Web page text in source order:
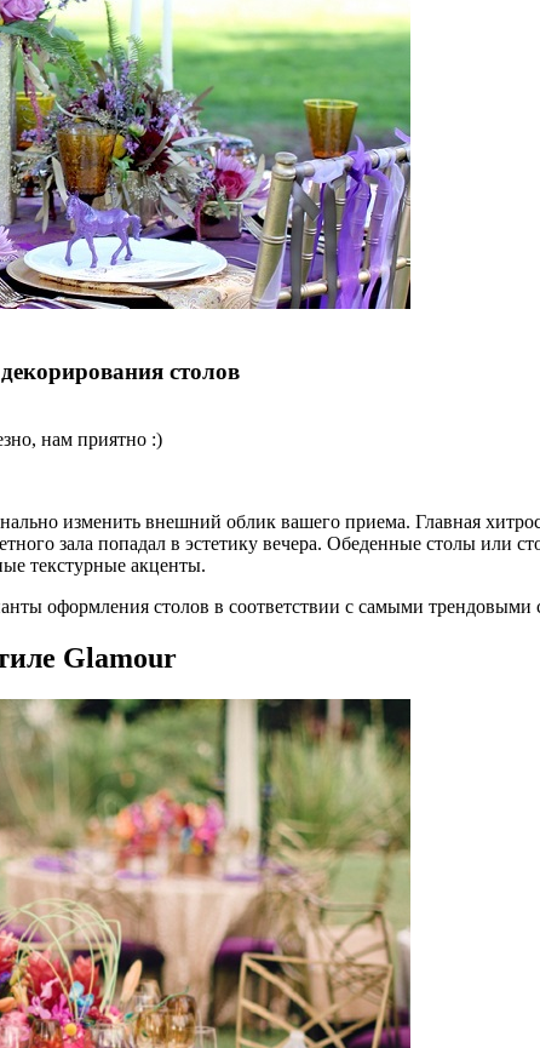
столов
нам приятно :)
изменить внешний облик вашего приема. Главная
зала попадал в эстетику вечера. Обеденные столы или
текстурные акценты.
оформления столов в соответствии с самыми трендовыми
Glamour